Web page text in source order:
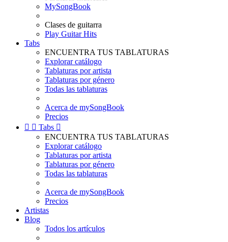
MySongBook
Clases de guitarra
Play Guitar Hits
Tabs
ENCUENTRA TUS TABLATURAS
Explorar catálogo
Tablaturas por artista
Tablaturas por género
Todas las tablaturas
Acerca de mySongBook
Precios
  Tabs 
ENCUENTRA TUS TABLATURAS
Explorar catálogo
Tablaturas por artista
Tablaturas por género
Todas las tablaturas
Acerca de mySongBook
Precios
Artistas
Blog
Todos los artículos